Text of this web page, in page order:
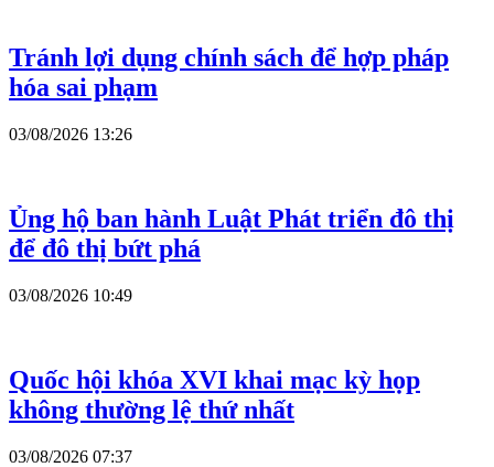
Tránh lợi dụng chính sách để hợp pháp
hóa sai phạm
03/08/2026 13:26
Ủng hộ ban hành Luật Phát triển đô thị
để đô thị bứt phá
03/08/2026 10:49
Quốc hội khóa XVI khai mạc kỳ họp
không thường lệ thứ nhất
03/08/2026 07:37